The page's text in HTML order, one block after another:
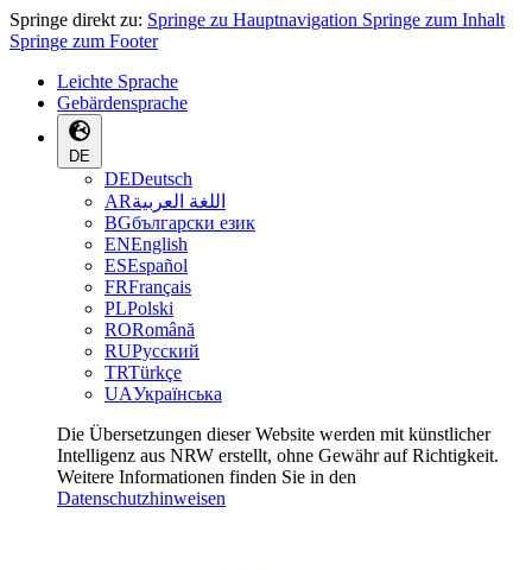
Springe direkt zu: Springe zu Hauptnavigation Springe zum Inhalt
Springe zum Footer
Leichte Sprache
Gebärdensprache
DE
DEDeutsch
ARاللغة العربية
BGбългарски език
ENEnglish
ESEspañol
FRFrançais
PLPolski
RORomână
RUРусский
TRTürkçe
UAУкраїнська
Die Übersetzungen dieser Website werden mit künstlicher
Intelligenz aus NRW erstellt, ohne Gewähr auf Richtigkeit.
Weitere Informationen finden Sie in den
Datenschutzhinweisen